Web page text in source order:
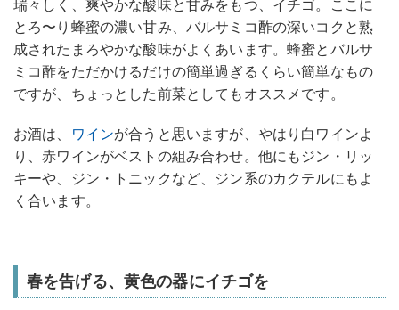
瑞々しく、爽やかな酸味と甘みをもつ、イチゴ。ここに
とろ〜り蜂蜜の濃い甘み、バルサミコ酢の深いコクと熟
成されたまろやかな酸味がよくあいます。蜂蜜とバルサ
ミコ酢をただかけるだけの簡単過ぎるくらい簡単なもの
ですが、ちょっとした前菜としてもオススメです。
お酒は、 ワインが合うと思いますが、やはり白ワインよ
り、赤ワインがベストの組み合わせ。他にもジン・リッ
キーや、ジン・トニックなど、ジン系のカクテルにもよ
く合います。
春を告げる、黄色の器にイチゴを